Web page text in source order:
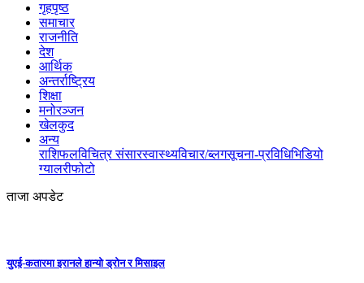
गृहपृष्ठ
समाचार
राजनीति
देश
आर्थिक
अन्तर्राष्ट्रिय
शिक्षा
मनोरञ्जन
खेलकुद
अन्य
राशिफलविचित्र संसारस्वास्थ्यविचार/ब्लगसूचना-प्रविधिभिडियो
ग्यालरीफोटो
ताजा अपडेट
युएई-कतारमा इरानले हान्यो ड्रोन र मिसाइल